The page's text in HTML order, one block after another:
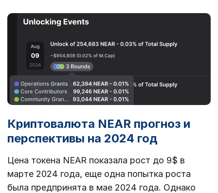
Криптовалюта NEAR прогноз и
перспективы на 2024 год
Цена токена NEAR показала рост до 9$ в
марте 2024 года, еще одна попытка роста
была предпринята в мае 2024 года. Однако